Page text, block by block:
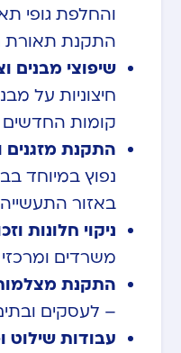
והחלפת גופי
התקנת תאורת
שיפוצי מבנים
חיצוניות על
קומות החדשים
התקנת מזגנים
נפוץ במיוחד
באזור התעשייה
ניקוי חלונות
משרדים ומרכזי
התקנת
– לעסקים
עבודות שילוט